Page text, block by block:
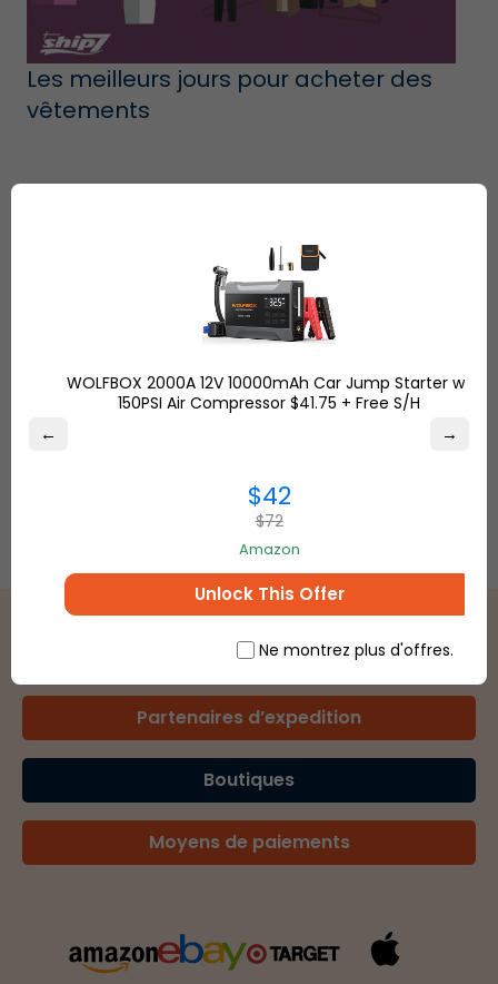
Les meilleurs jours pour acheter des
vêtements
Partenaires d’expedition
Boutiques
Moyens de paiements
← →
WOLFBOX 2000A 12V 10000mAh Car Jump Starter w/
150PSI Air Compressor $41.75 + Free S/H
$42
$72
Amazon
Unlock This Offer
Ne montrez plus d'offres.